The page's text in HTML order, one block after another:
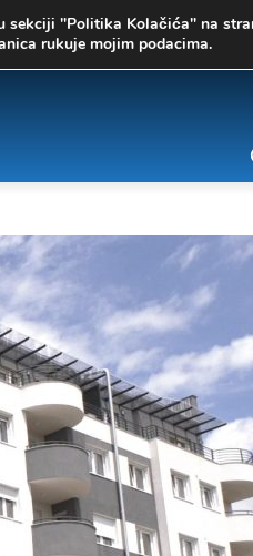
sekciji "Politika Kolačića" na
rukuje mojim podacima.